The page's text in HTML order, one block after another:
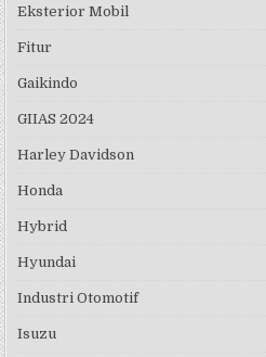
Eksterior Mobil
Fitur
Gaikindo
GIIAS 2024
Harley Davidson
Honda
Hybrid
Hyundai
Industri Otomotif
Isuzu